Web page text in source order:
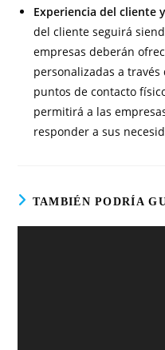
Experiencia del cliente
del cliente seguirá
empresas deberán
personalizadas a
puntos de contacto
permitirá a las
responder a sus
TAMBIÉN PODRÍA